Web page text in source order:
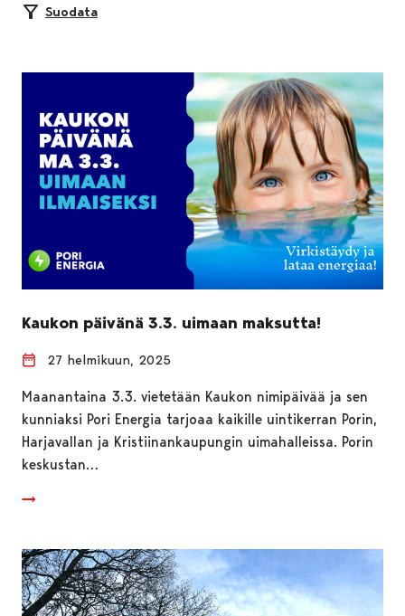
Suodata
Kaukon päivänä 3.3. uimaan maksutta!
27 helmikuun, 2025
Maanantaina 3.3. vietetään Kaukon nimipäivää ja sen
kunniaksi Pori Energia tarjoaa kaikille uintikerran Porin,
Harjavallan ja Kristiinankaupungin uimahalleissa. Porin
keskustan…